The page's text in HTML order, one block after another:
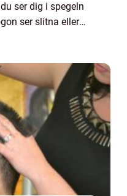
ser dig i spegeln
ser slitna eller